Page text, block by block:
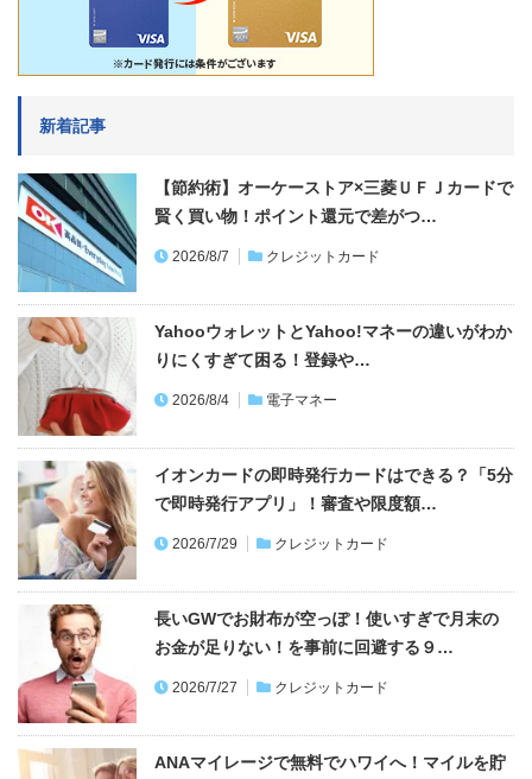
新着記事
【節約術】オーケーストア×三菱ＵＦＪカードで
賢く買い物！ポイント還元で差がつ…
2026/8/7 クレジットカード
YahooウォレットとYahoo!マネーの違いがわか
りにくすぎて困る！登録や…
2026/8/4 電子マネー
イオンカードの即時発行カードはできる？「5分
で即時発行アプリ」！審査や限度額…
2026/7/29 クレジットカード
長いGWでお財布が空っぽ！使いすぎで月末の
お金が足りない！を事前に回避する９…
2026/7/27 クレジットカード
ANAマイレージで無料でハワイへ！マイルを貯